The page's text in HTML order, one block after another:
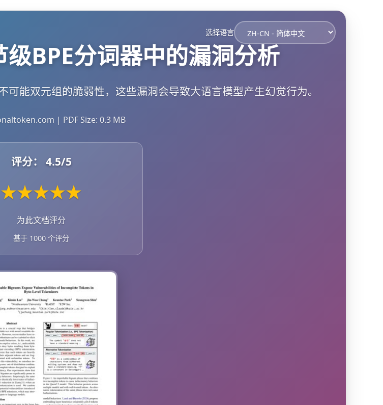
选择语言
BPE分词器中的漏洞分析
能双元组的脆弱性，这些漏洞会导致大语言模型产生幻觉行为。
| PDF Size: 0.3 MB
评分： 4.5/5
★★★★★
为此文档评分
基于 1000 个评分